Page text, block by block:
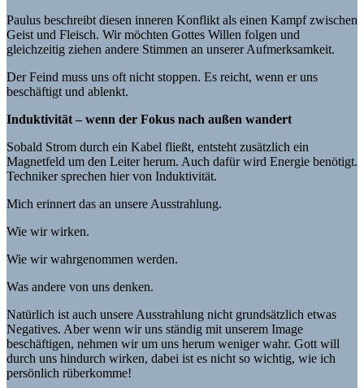
Paulus beschreibt diesen inneren Konflikt als einen Kampf zwischen
Geist und Fleisch. Wir möchten Gottes Willen folgen und
gleichzeitig ziehen andere Stimmen an unserer Aufmerksamkeit.
Der Feind muss uns oft nicht stoppen. Es reicht, wenn er uns
beschäftigt und ablenkt.
Induktivität – wenn der Fokus nach außen wandert
Sobald Strom durch ein Kabel fließt, entsteht zusätzlich ein
Magnetfeld um den Leiter herum. Auch dafür wird Energie benötigt.
Techniker sprechen hier von Induktivität.
Mich erinnert das an unsere Ausstrahlung.
Wie wir wirken.
Wie wir wahrgenommen werden.
Was andere von uns denken.
Natürlich ist auch unsere Ausstrahlung nicht grundsätzlich etwas
Negatives. Aber wenn wir uns ständig mit unserem Image
beschäftigen, nehmen wir um uns herum weniger wahr. Gott will
durch uns hindurch wirken, dabei ist es nicht so wichtig, wie ich
persönlich rüberkomme!